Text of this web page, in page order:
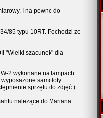
I na pewno do
85 typu 10RT. Pochodzi ze
"Wielki szacunek" dla
2 wykonane na lampach
wyposażone samoloty
sprzętu do zdjęć )
należące do Mariana